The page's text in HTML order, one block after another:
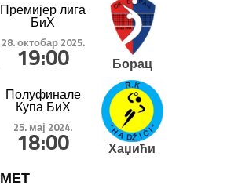
Премијер лига
БиХ
28. октобар 2025.
19:00 Борац
Полуфинале
Купа БиХ
25. мај 2024.
18:00 Хаџићи